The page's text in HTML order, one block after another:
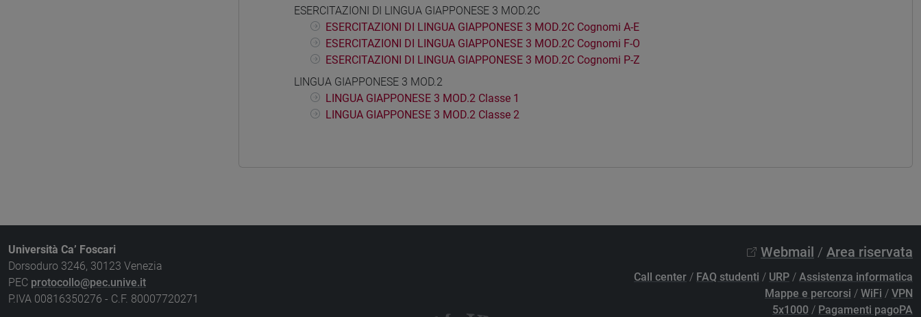
ESERCITAZIONI DI LINGUA GIAPPONESE 3 MOD.2C
ESERCITAZIONI DI LINGUA GIAPPONESE 3 MOD.2C Cognomi A-E
ESERCITAZIONI DI LINGUA GIAPPONESE 3 MOD.2C Cognomi F-O
ESERCITAZIONI DI LINGUA GIAPPONESE 3 MOD.2C Cognomi P-Z
LINGUA GIAPPONESE 3 MOD.2
LINGUA GIAPPONESE 3 MOD.2 Classe 1
LINGUA GIAPPONESE 3 MOD.2 Classe 2
Università Ca’ Foscari
Dorsoduro 3246, 30123 Venezia
PEC protocollo@pec.unive.it
P.IVA 00816350276 - C.F. 80007720271
Webmail / Area riservata
Call center / FAQ studenti / URP / Assistenza informatica
Mappe e percorsi / WiFi / VPN
5x1000 / Pagamenti pagoPA